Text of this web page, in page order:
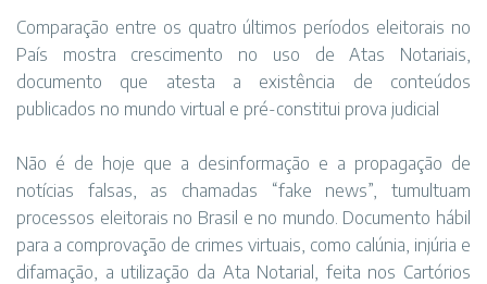
Comparação entre os quatro últimos períodos eleitorais no
País mostra crescimento no uso de Atas Notariais,
documento que atesta a existência de conteúdos
publicados no mundo virtual e pré-constitui prova judicial
Não é de hoje que a desinformação e a propagação de
notícias falsas, as chamadas “fake news”, tumultuam
processos eleitorais no Brasil e no mundo. Documento hábil
para a comprovação de crimes virtuais, como calúnia, injúria e
difamação, a utilização da Ata Notarial, feita nos Cartórios